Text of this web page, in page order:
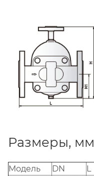
Размеры, мм
Mодель DN L